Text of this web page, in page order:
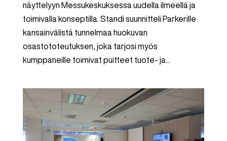
näyttelyyn Messukeskuksessa uudella ilmeellä ja
toimivalla konseptilla. Standi suunnitteli Parkerille
kansainvälistä tunnelmaa huokuvan
osastototeutuksen, joka tarjosi myös
kumppaneille toimivat puitteet tuote- ja...